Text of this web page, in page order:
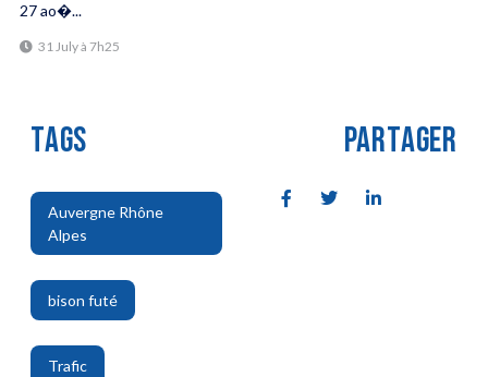
27 ao�...
31 July à 7h25
TAGS
Auvergne Rhône
Alpes
,
bison futé
,
Trafic
PARTAGER